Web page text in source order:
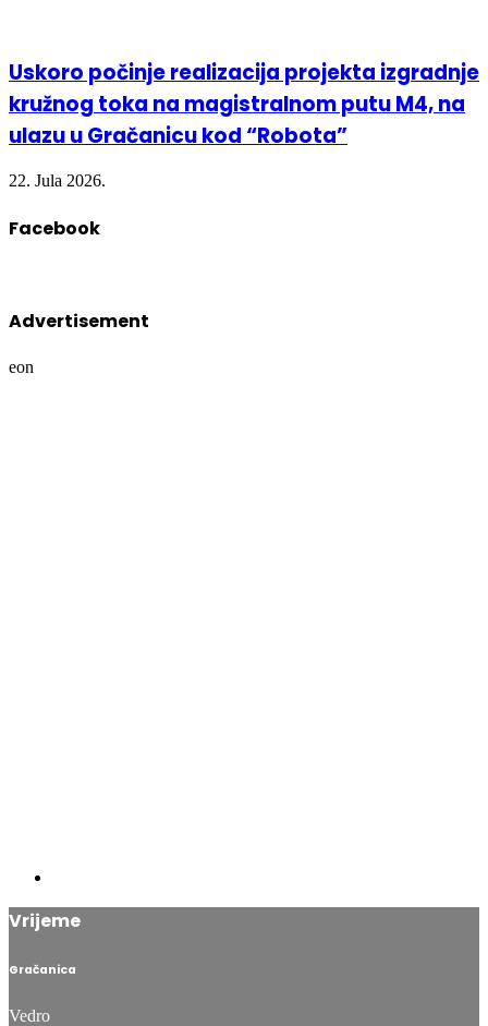
Uskoro počinje realizacija projekta izgradnje
kružnog toka na magistralnom putu M4, na
ulazu u Gračanicu kod “Robota”
22. Jula 2026.
Facebook
Advertisement
eon
Vrijeme
Gračanica
Vedro